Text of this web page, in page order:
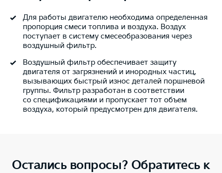
Для работы двигателю необходима определенная
пропорция смеси топлива и воздуха. Воздух
поступает в систему смесеобразования через
воздушный фильтр.
Воздушный фильтр обеспечивает защиту
двигателя от загрязнений и инородных частиц,
вызывающих быстрый износ деталей поршневой
группы. Фильтр разработан в соответствии
со спецификациями и пропускает тот объем
воздуха, который предусмотрен для двигателя.
Остались вопросы? Обратитесь к